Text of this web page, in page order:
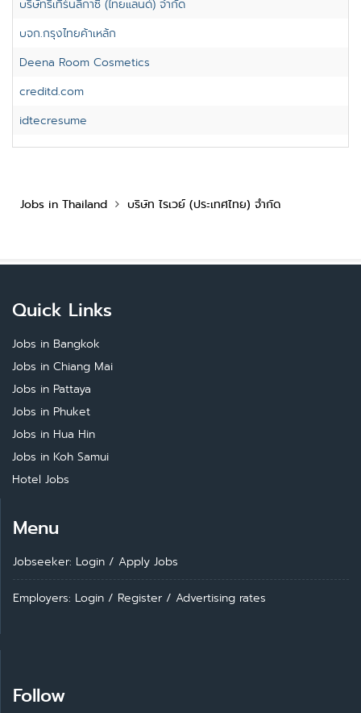
บริษัทรีเทิร์นลีกาซี่ (ไทยแลนด์) จำกัด
บจก.กรุงไทยค้าเหล้ก
Deena Room Cosmetics
creditd.com
idtecresume
Jobs in Thailand บริษัท ไรเวย์ (ประเทศไทย) จำกัด
Quick Links
Jobs in Bangkok
Jobs in Chiang Mai
Jobs in Pattaya
Jobs in Phuket
Jobs in Hua Hin
Jobs in Koh Samui
Hotel Jobs
Menu
Jobseeker: Login / Apply Jobs
Employers: Login / Register / Advertising rates
Follow